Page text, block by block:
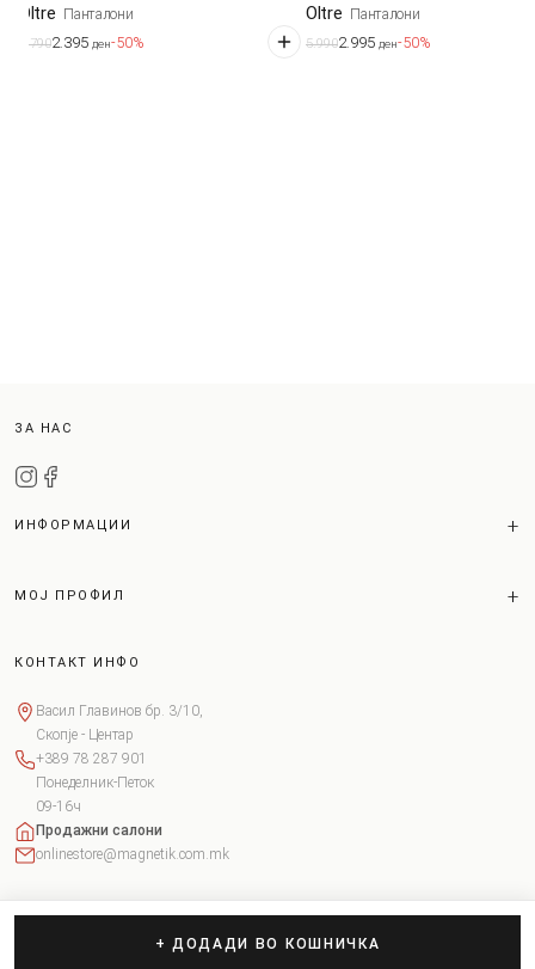
+ ДОДАДИ ВО КОШНИЧКА
Oltre Панталони
4.7902.395 ден-50%
Oltre Панталони
5.9902.995 ден-50%
ЗА НАС
ИНФОРМАЦИИ
МОЈ ПРОФИЛ
КОНТАКТ ИНФО
Васил Главинов бр. 3/10,
Скопје - Центар
+389 78 287 901
Понеделник-Петок
09-16ч
Продажни салони
onlinestore@magnetik.com.mk
Copyright © 2026 Magnetik. Сите права задржани. Поставки за колачиња